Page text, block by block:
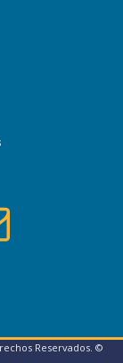
Reservados. ©